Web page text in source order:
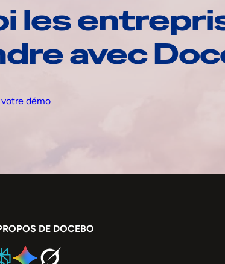
les
avec
démo
DE DOCEBO